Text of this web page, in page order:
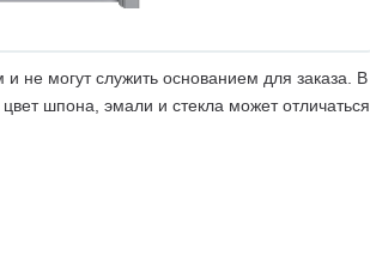
не могут служить основанием для заказа. В
шпона, эмали и стекла может отличаться